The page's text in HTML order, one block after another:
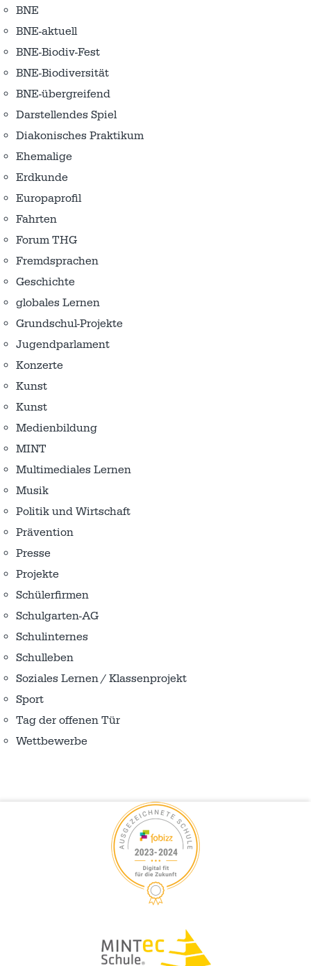
BNE
BNE-aktuell
BNE-Biodiv-Fest
BNE-Biodiversität
BNE-übergreifend
Darstellendes Spiel
Diakonisches Praktikum
Ehemalige
Erdkunde
Europaprofil
Fahrten
Forum THG
Fremdsprachen
Geschichte
globales Lernen
Grundschul-Projekte
Jugendparlament
Konzerte
Kunst
Kunst
Medienbildung
MINT
Multimediales Lernen
Musik
Politik und Wirtschaft
Prävention
Presse
Projekte
Schülerfirmen
Schulgarten-AG
Schulinternes
Schulleben
Soziales Lernen / Klassenprojekt
Sport
Tag der offenen Tür
Wettbewerbe